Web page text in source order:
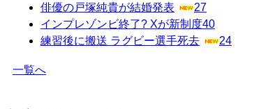
俳優の戸塚純貴が結婚発表
27
インプレゾンビ終了? Xが新制度40
練習後に搬送 ラグビー選手死去
24
一覧へ